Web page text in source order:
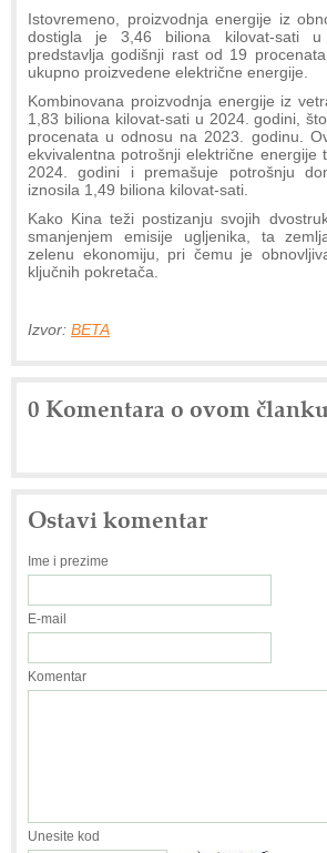
Istovremeno, proizvodnja energije iz
dostigla je 3,46 biliona kilovat-sati
predstavlja godišnji rast od 19
ukupno proizvedene električne energije.
Kombinovana proizvodnja energije iz
1,83 biliona kilovat-sati u 2024. godini,
procenata u odnosu na 2023. godinu.
ekvivalentna potrošnji električne energije
2024. godini i premašuje potrošnju
iznosila 1,49 biliona kilovat-sati.
Kako Kina teži postizanju svojih
smanjenjem emisije ugljenika, ta
zelenu ekonomiju, pri čemu je
ključnih pokretača.
Izvor: BETA
0 Komentara o ovom članku
Ostavi komentar
Ime i prezime
E-mail
Komentar
Unesite kod